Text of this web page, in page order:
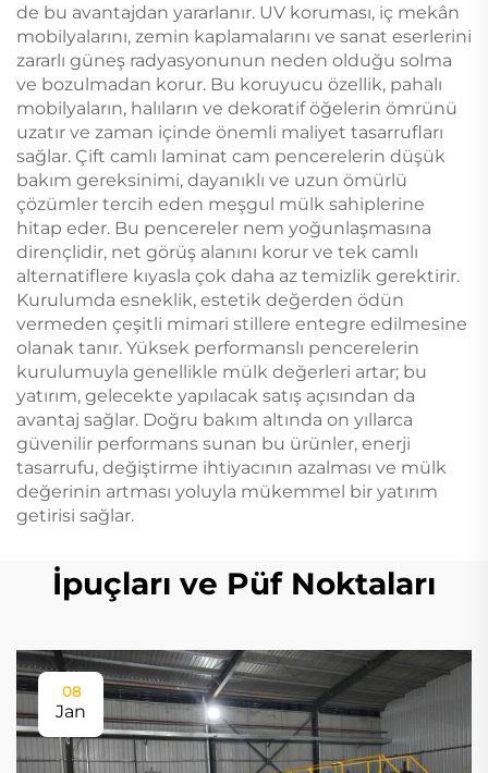
de bu avantajdan yararlanır. UV koruması, iç mekân
mobilyalarını, zemin kaplamalarını ve sanat eserlerini
zararlı güneş radyasyonunun neden olduğu solma
ve bozulmadan korur. Bu koruyucu özellik, pahalı
mobilyaların, halıların ve dekoratif öğelerin ömrünü
uzatır ve zaman içinde önemli maliyet tasarrufları
sağlar. Çift camlı laminat cam pencerelerin düşük
bakım gereksinimi, dayanıklı ve uzun ömürlü
çözümler tercih eden meşgul mülk sahiplerine
hitap eder. Bu pencereler nem yoğunlaşmasına
dirençlidir, net görüş alanını korur ve tek camlı
alternatiflere kıyasla çok daha az temizlik gerektirir.
Kurulumda esneklik, estetik değerden ödün
vermeden çeşitli mimari stillere entegre edilmesine
olanak tanır. Yüksek performanslı pencerelerin
kurulumuyla genellikle mülk değerleri artar; bu
yatırım, gelecekte yapılacak satış açısından da
avantaj sağlar. Doğru bakım altında on yıllarca
güvenilir performans sunan bu ürünler, enerji
tasarrufu, değiştirme ihtiyacının azalması ve mülk
değerinin artması yoluyla mükemmel bir yatırım
getirisi sağlar.
İpuçları ve Püf Noktaları
08
Jan